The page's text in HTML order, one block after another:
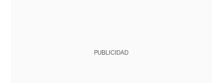
PUBLICIDAD